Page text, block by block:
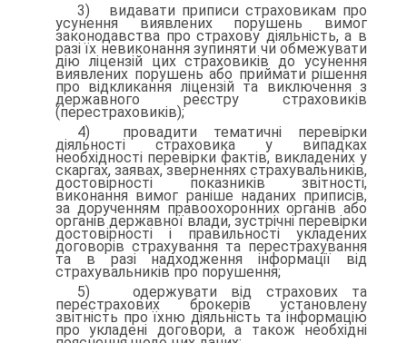
3) видавати приписи страховикам про
усунення виявлених по­рушень вимог
законодавства про страхову діяльність, а в
разі їх невиконання зупиняти чи обмежувати
дію ліцензій цих страхо­виків до усунення
виявлених порушень або приймати рішення
про відкликання ліцензій та виключення з
державного реєстру страховиків
(перестраховиків);
4) провадити тематичні перевірки
діяльності страховика у ви­падках
необхідності перевірки фактів, викладених у
скаргах, за­явах, зверненнях страхувальників,
достовірності показників звіт­ності,
виконання вимог раніше наданих приписів,
за дорученням правоохоронних органів або
органів державної влади, зустрічні перевірки
достовірності і правильності укладених
договорів страхування та перестрахування
та в разі надходження інформа­ції від
страхувальників про порушення;
5) одержувати від страхових та
перестрахових брокерів уста­новлену
звітність про їхню діяльність та інформацію
про укладе­ні договори, а також необхідні